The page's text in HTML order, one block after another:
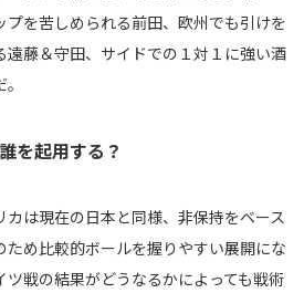
プを苦しめられる前田、欧州でも引けを
藤＆守田、サイドでの１対１に強い酒
を起用する？
は現在の日本と同様、非保持をベース
ため比較的ボールを握りやすい展開にな
戦の結果がどうなるかによっても戦術